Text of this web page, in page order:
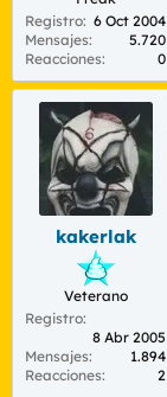
Registro 6 Oct 2004
Mensajes
5.720
Reacciones
0
kakerlak
Veterano
Registro
8 Abr 2005
Mensajes
1.894
Reacciones
2